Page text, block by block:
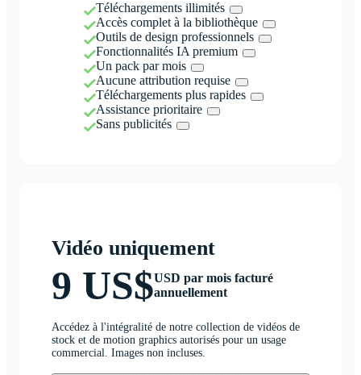
Téléchargements illimités
Accès complet à la bibliothèque
Outils de design professionnels
Fonctionnalités IA premium
Un pack par mois
Aucune attribution requise
Téléchargements plus rapides
Assistance prioritaire
Sans publicités
Vidéo uniquement
9 US$USD par mois facturé
annuellement
Accédez à l'intégralité de notre collection de vidéos de
stock et de motion graphics autorisés pour un usage
commercial. Images non incluses.